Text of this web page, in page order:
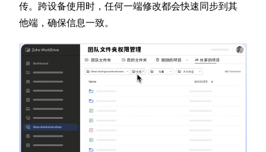
传。跨设备使用时，任何一端修改都会快速同步到其
他端，确保信息一致。